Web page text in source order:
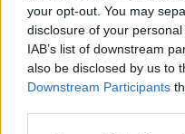
your opt-out. You may
disclosure of your
IAB’s list of downstream
also be disclosed by us to
Downstream Participants